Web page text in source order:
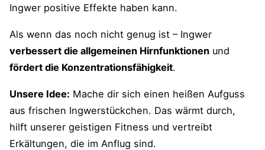
Ingwer positive Effekte haben kann.
Als wenn das noch nicht genug ist – Ingwer
verbessert die allgemeinen Hirnfunktionen und
fördert die Konzentrationsfähigkeit.
Unsere Idee: Mache dir sich einen heißen Aufguss
aus frischen Ingwerstückchen. Das wärmt durch,
hilft unserer geistigen Fitness und vertreibt
Erkältungen, die im Anflug sind.